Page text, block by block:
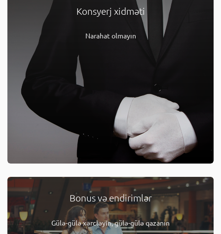
Konsyerj xidməti
Narahat olmayın
Bonus və endirimlər
Gülə-gülə xərcləyin, gülə-gülə qazanın